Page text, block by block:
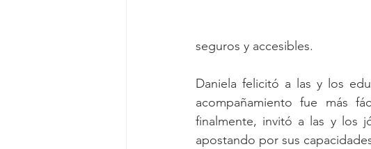
seguros y accesibles.
Daniela felicitó a las y los
acompañamiento fue más
finalmente, invitó a las y los
apostando por sus